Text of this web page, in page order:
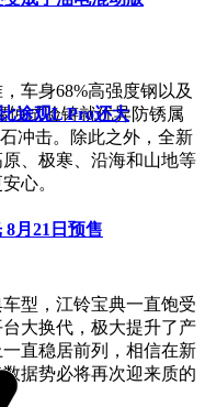
车身68%高强度钢以及
蚀试验铸就优异防锈属
冲击。除此之外，全新
、极寒、沿海和山地等
心。
型，江铃宝典一直饱受
大换代，极大提升了产
直稳居前列，相信在新
据势必将再次迎来质的
途观L Pro还大
月21日预售